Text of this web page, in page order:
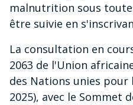
malnutrition sous
être suivie en
La consultation en
2063 de l'Union
des Nations unies
2025), avec le Sommet